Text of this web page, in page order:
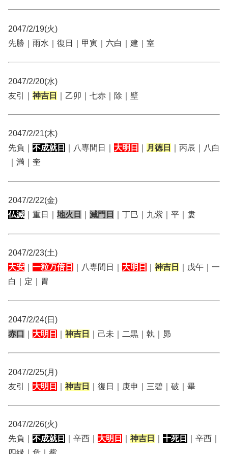
2047/2/19(火)
先勝｜雨水｜復日｜甲寅｜六白｜建｜室
2047/2/20(水)
友引｜ 神吉日 ｜乙卯｜七赤｜除｜壁
2047/2/21(木)
先負｜ 不成就日 ｜八専間日｜ 大明日 月徳日
｜丙辰｜八白
｜満｜奎
2047/2/22(金)
仏滅 ｜重日｜ 地火日 滅門日 ｜丁巳｜九紫｜平｜婁
2047/2/23(土)
大安
一粒万倍日 ｜八専間日｜ 大明日 神吉日
｜戊午｜一
白｜定｜胃
2047/2/24(日)
赤口
大明日 神吉日 ｜己未｜二黒｜執｜昴
2047/2/25(月)
友引｜ 大明日 神吉日 ｜復日｜庚申｜三碧｜破｜畢
2047/2/26(火)
先負｜ 不成就日 ｜辛酉｜ 大明日 神吉日 十死日
｜辛酉｜